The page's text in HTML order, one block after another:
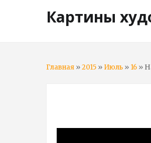
Картины
Главная »2015 » Июль » 16 »